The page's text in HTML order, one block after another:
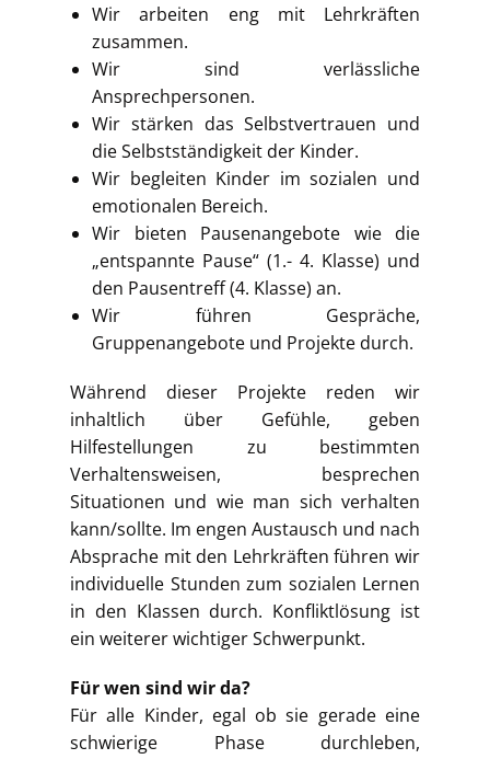
Wir arbeiten eng mit Lehrkräften
zusammen.
Wir sind verlässliche
Ansprechpersonen.
Wir stärken das Selbstvertrauen und
die Selbstständigkeit der Kinder.
Wir begleiten Kinder im sozialen und
emotionalen Bereich.
Wir bieten Pausenangebote wie die
„entspannte Pause“ (1.- 4. Klasse) und
den Pausentreff (4. Klasse) an.
Wir führen Gespräche,
Gruppenangebote und Projekte durch.
Während dieser Projekte reden wir
inhaltlich über Gefühle, geben
Hilfestellungen zu bestimmten
Verhaltensweisen, besprechen
Situationen und wie man sich verhalten
kann/sollte. Im engen Austausch und nach
Absprache mit den Lehrkräften führen wir
individuelle Stunden zum sozialen Lernen
in den Klassen durch. Konfliktlösung ist
ein weiterer wichtiger Schwerpunkt.
Für wen sind wir da?
Für alle Kinder, egal ob sie gerade eine
schwierige Phase durchleben,